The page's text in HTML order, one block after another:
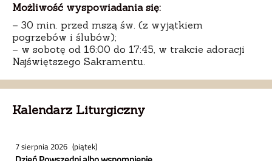
Możliwość wyspowiadania się:
– 30 min. przed mszą św. (z wyjątkiem
pogrzebów i ślubów);
– w sobotę od 16:00 do 17:45, w trakcie adoracji
Najświętszego Sakramentu.
Kalendarz Liturgiczny